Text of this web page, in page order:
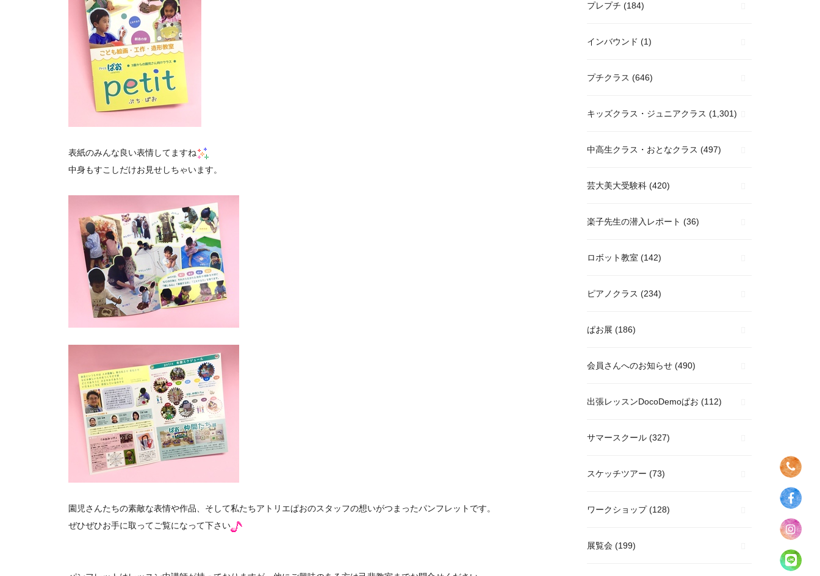
表紙のみんな良い表情してますね
中身もすこしだけお見せしちゃいます。
園児さんたちの素敵な表情や作品、そして私たちアトリエぱおのスタッフの想いがつまったパンフレットです。
ぜひぜひお手に取ってご覧になって下さい
プレプチ (184)
インバウンド (1)
プチクラス (646)
キッズクラス・ジュニアクラス (1,301)
中高生クラス・おとなクラス (497)
芸大美大受験科 (420)
楽子先生の潜入レポート (36)
ロボット教室 (142)
ピアノクラス (234)
ぱお展 (186)
会員さんへのお知らせ (490)
出張レッスンDocoDemoぱお (112)
サマースクール (327)
スケッチツアー (73)
ワークショップ(128)
展覧会 (199)